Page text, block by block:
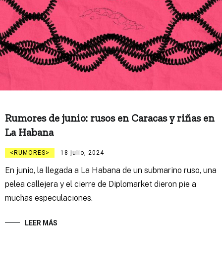
Rumores de junio: rusos en Caracas y riñas en
La Habana
RUMORES 18 julio, 2024
En junio, la llegada a La Habana de un submarino ruso, una
pelea callejera y el cierre de Diplomarket dieron pie a
muchas especulaciones.
LEER MÁS